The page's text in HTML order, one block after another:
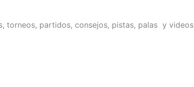
torneos, partidos, consejos, pistas, palas y videos